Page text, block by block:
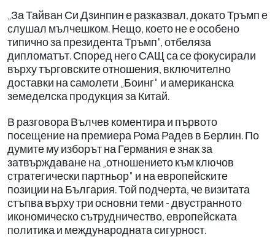
„За Тайван Си Дзинпин е разказвал, докато Тръмп е
слушал мълчешком. Нещо, което не е особено
типично за президента Тръмп", отбеляза
дипломатът. Според него САЩ са се фокусирали
върху търговските отношения, включително
доставки на самолети „Боинг" и американска
земеделска продукция за Китай.
В разговора Вълчев коментира и първото
посещение на премиера Рома Радев в Берлин. По
думите му изборът на Германия е знак за
затвърждаване на „отношението към ключов
стратегически партньор" и на европейските
позиции на България. Той подчерта, че визитата
стъпва върху три основни теми - двустранното
икономическо сътрудничество, европейската
политика и международната сигурност.